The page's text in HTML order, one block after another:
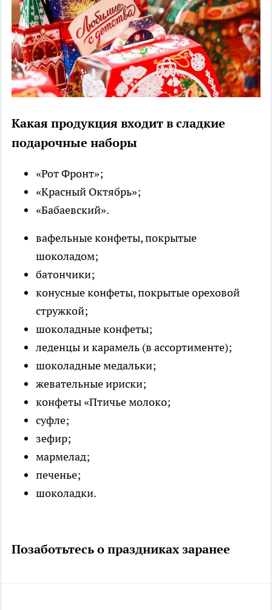
Какая продукция входит в сладкие
подарочные наборы
«Рот Фронт»;
«Красный Октябрь»;
«Бабаевский».
вафельные конфеты, покрытые
шоколадом;
батончики;
конусные конфеты, покрытые ореховой
стружкой;
шоколадные конфеты;
леденцы и карамель (в ассортименте);
шоколадные медальки;
жевательные ириски;
конфеты «Птичье молоко;
суфле;
зефир;
мармелад;
печенье;
шоколадки.
Позаботьтесь о праздниках заранее